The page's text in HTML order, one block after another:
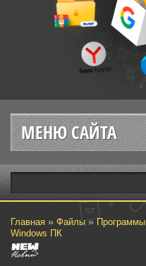
МЕНЮ САЙТА
Главная » Файлы»Программы
Windows ПК